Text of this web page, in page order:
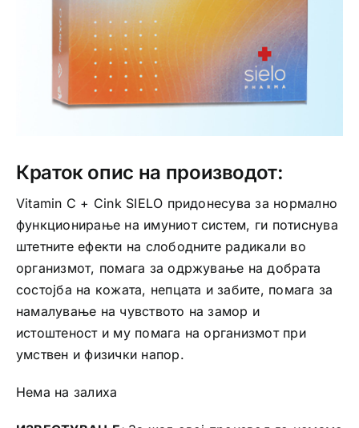
Медицински апрати
Нега на кожа
Краток опис на производот:
Vitamin C + Cink SIELO придонесува за нормално
функционирање на имуниот систем, ги потиснува
штетните ефекти на слободните радикали во
организмот, помага за одржување на добрата
состојба на кожата, непцата и забите, помага за
намалување на чувството на замор и
истоштеност и му помага на организмот при
умствен и физички напор.
Нема на залиха